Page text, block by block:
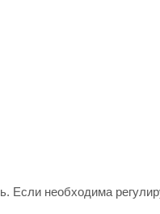
Если необходима